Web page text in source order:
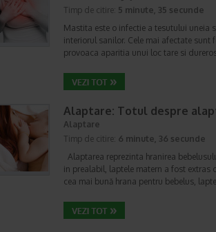
Timp de citire: 5 minute, 35 secunde
Mastita este o infectie a tesutului uneia
interiorul sanilor. Cele mai afectate sunt
provoaca aparitia unui loc tare si
Alaptare: Totul despre
Alaptare
Timp de citire: 6 minute, 36 secunde
Alaptarea reprezinta hranirea
in prealabil, laptele matern a fost extras
cea mai bună hrana pentru bebelus,